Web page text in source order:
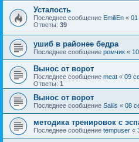
Усталость
Последнее сообщение EmiliEn « 01
Ответы: 39
ушиб в районее бедра
Последнее сообщение ромчик «
Вынос от ворот
Последнее сообщение meat « 09
Ответы: 1
Вынос от ворот
Последнее сообщение Saliis « 08
методика тренировок с
Последнее сообщение tempuser «